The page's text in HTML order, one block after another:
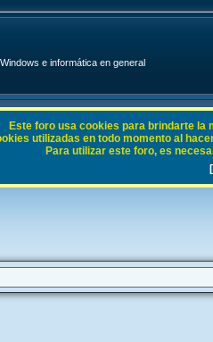
e informática en general
Este foro usa cookies para brindarte la
utilizadas en todo momento al
Para utilizar este foro, es